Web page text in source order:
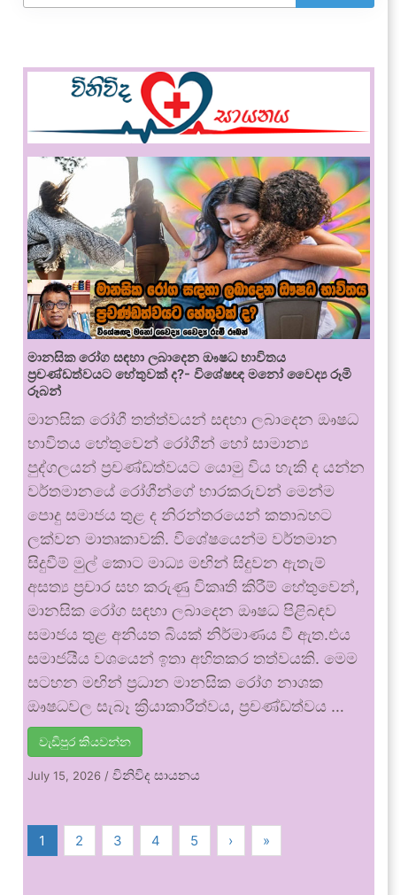
මානසික රෝග සඳහා ලබාදෙන ඖෂධ භාවිතය
ප්‍රචණ්ඩත්වයට හේතුවක් ද?- විශේෂඥ මනෝ වෛද්‍ය රූමි
රූබන්
මානසික රෝගී තත්ත්වයන් සඳහා ලබාදෙන ඖෂධ
භාවිතය හේතුවෙන් රෝගීන් හෝ සාමාන්‍ය
පුද්ගලයන් ප්‍රචණ්ඩත්වයට යොමු විය හැකි ද යන්න
වර්තමානයේ රෝගීන්ගේ භාරකරුවන් මෙන්ම
පොදු සමාජය තුළ ද නිරන්තරයෙන් කතාබහට
ලක්වන මාතෘකාවකි. විශේෂයෙන්ම වර්තමාන
සිදුවීම් මුල් කොට මාධ්‍ය මඟින් සිදුවන ඇතැම්
අසත්‍ය ප්‍රචාර සහ කරුණු විකෘති කිරීම් හේතුවෙන්,
මානසික රෝග සඳහා ලබාදෙන ඖෂධ පිළිබඳව
සමාජය තුළ අනියත බියක් නිර්මාණය වී ඇත.එය
සමාජයීය වශයෙන් ඉතා අහිතකර තත්වයකි. මෙම
සටහන මඟින් ප්‍රධාන මානසික රෝග නාශක
ඖෂධවල සැබෑ ක්‍රියාකාරීත්වය, ප්‍රචණ්ඩත්වය …
වැඩිපුර කියවන්න
July 15, 2026 /විනිවිද සායනය
1 2 3 4 5 › »